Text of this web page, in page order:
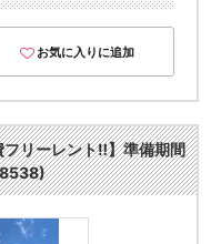
お気に入りに追加
リーレント‼】準備期間